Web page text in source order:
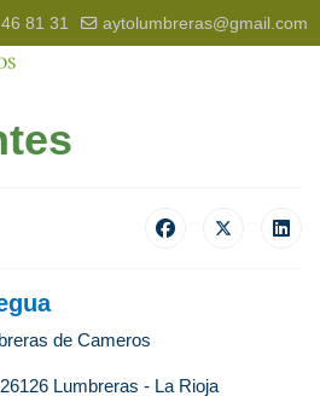
81 31 aytolumbreras@gmail.com
de Cameros
Lumbreras - La Rioja